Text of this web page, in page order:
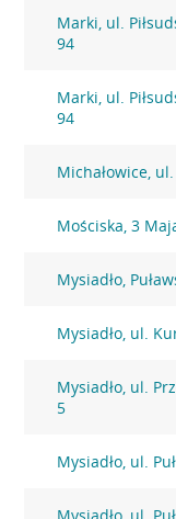
Marki, ul.
94
Marki, ul.
94
Michałowice,
Mościska, 3
Mysiadło,
Mysiadło, ul.
Mysiadło, ul.
5
Mysiadło, ul.